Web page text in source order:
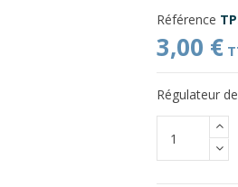
Référence
3,00 €
Régulateur